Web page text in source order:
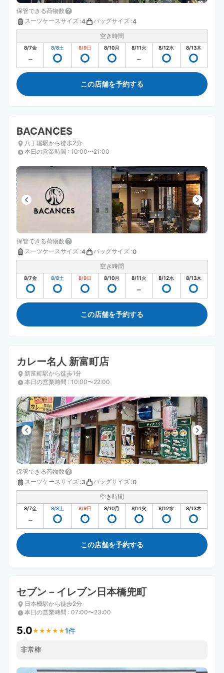
保管できる荷物数
スーツケースサイズ :4 バッグサイズ :4
空き時間
8/7金 8/8土 8/9日 8/10月 8/11火 8/12水 8/13木
この店舗を予約する
BACANCES
八丁堀駅から徒歩2分
本日の営業時間 : 10:00〜21:00
保管できる荷物数
スーツケースサイズ :4 バッグサイズ :0
空き時間
8/7金 8/8土 8/9日 8/10月 8/11火 8/12水 8/13木
この店舗を予約する
カレー名人 新富町店
新富町駅から徒歩1分
本日の営業時間 : 10:00〜22:00
保管できる荷物数
スーツケースサイズ :3 バッグサイズ :0
空き時間
8/7金 8/8土 8/9日 8/10月 8/11火 8/12水 8/13木
この店舗を予約する
セブン－イレブン日本橋兜町
日本橋駅から徒歩2分
本日の営業時間 : 07:00〜23:00
5.0★ ★ ★ ★ ★
★ ★ ★ ★ ★1件
非常棒